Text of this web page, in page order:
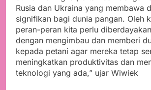
Rusia dan Ukraina yang membawa
signifikan bagi dunia pangan. Oleh
peran-peran kita perlu
dengan mengimbau dan memberi
kepada petani agar mereka tetap
meningkatkan produktivitas dan
teknologi yang ada,” ujar Wiwiek